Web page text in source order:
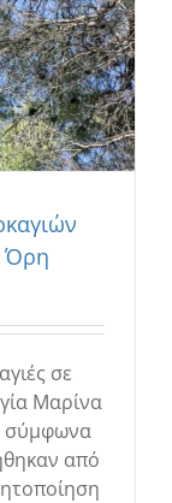
Όρη
σε
Μαρίνα
σύμφωνα
από